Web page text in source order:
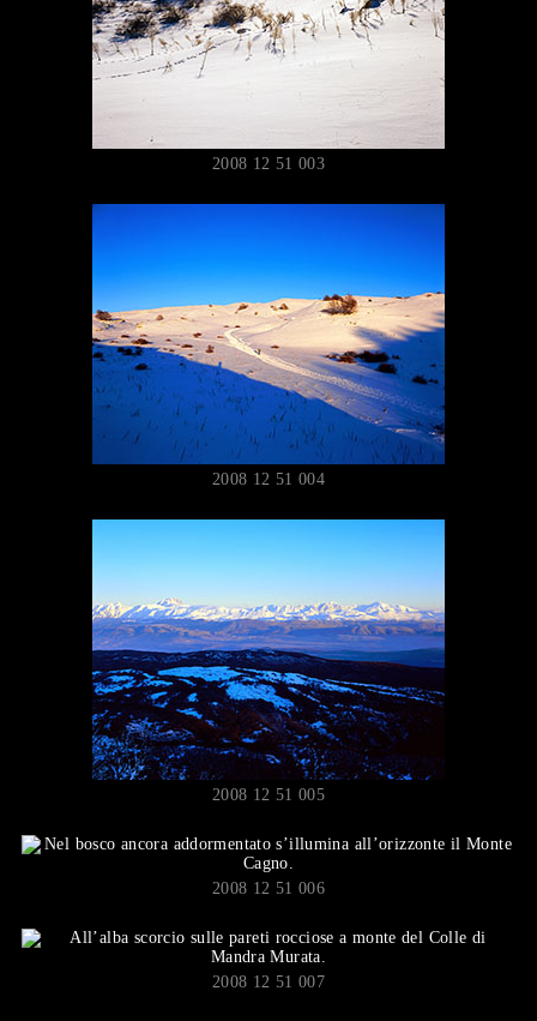
2008 12 51 003
2008 12 51 004
2008 12 51 005
2008 12 51 006
2008 12 51 007